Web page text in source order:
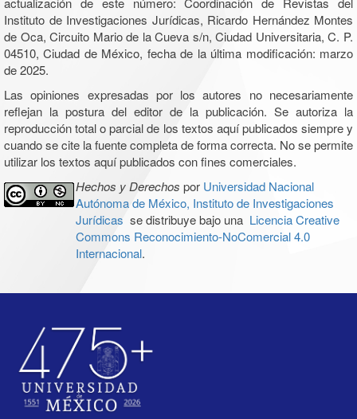
Instituto de Investigaciones Jurídicas, Ricardo Hernández Montes
de Oca, Circuito Mario de la Cueva s/n, Ciudad Universitaria, C. P.
04510, Ciudad de México, fecha de la última modificación: marzo
de 2025.
Las opiniones expresadas por los autores no necesariamente
reflejan la postura del editor de la publicación. Se autoriza la
reproducción total o parcial de los textos aquí publicados siempre y
cuando se cite la fuente completa de forma correcta. No se permite
utilizar los textos aquí publicados con fines comerciales.
Hechos y Derechos por Universidad Nacional
Autónoma de México, Instituto de Investigaciones
Jurídicas se distribuye bajo una Licencia Creative
Commons Reconocimiento-NoComercial 4.0
Internacional.